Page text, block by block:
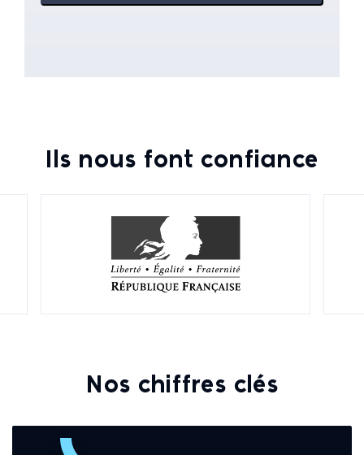
Ils nous font confiance
Nos chiffres clés